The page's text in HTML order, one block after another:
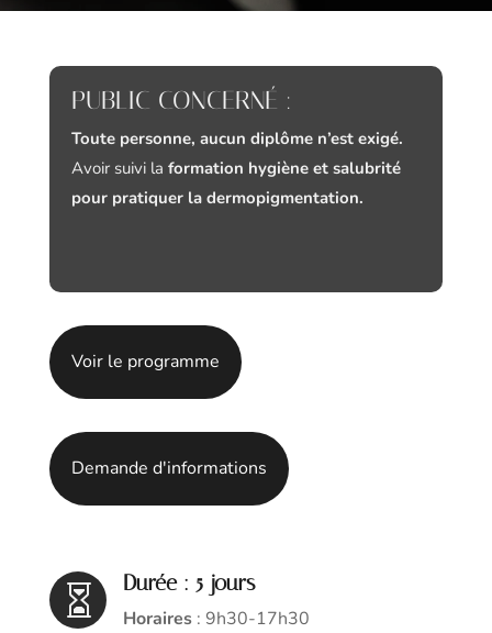
PUBLIC CONCERNÉ :
Toute personne, aucun diplôme n’est exigé.
Avoir suivi la formation hygiène et salubrité
pour pratiquer la dermopigmentation.
Voir le programme
Demande d'informations
 Durée : 5 jours
Horaires: 9h30-17h30